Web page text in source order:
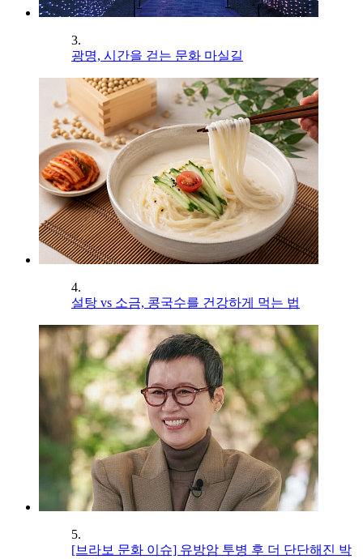
3.
광명, 시간을 걷는 문화 마실길
4.
설탕 vs 소금, 콩국수를 건강하게 먹는 법
5.
[브라보 문화 이슈] 유방암 투병 후 더 단단해진 박